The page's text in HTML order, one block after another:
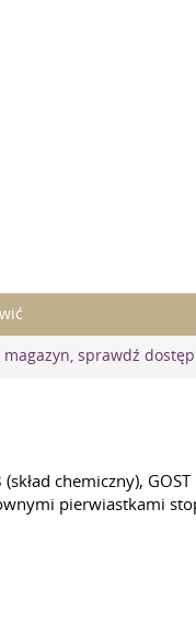
magazyn, sprawdź
chemiczny),
pierwiastkami